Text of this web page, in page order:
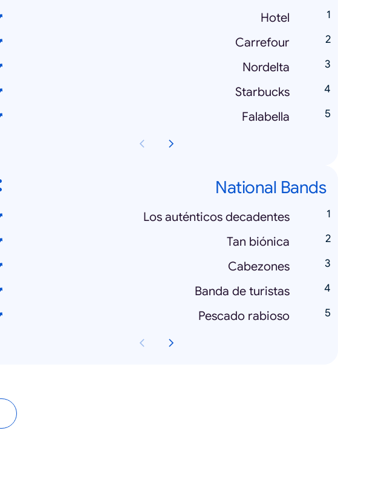
Hotel
Carrefour
Nordelta
Starbucks
Falabella
National Bands
Los auténticos decadentes
Tan biónica
Cabezones
Banda de turistas
Pescado rabioso